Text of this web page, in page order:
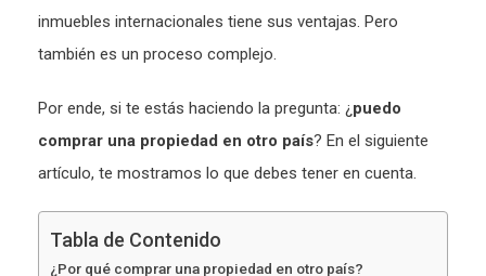
inmuebles internacionales tiene sus ventajas. Pero
también es un proceso complejo.
Por ende, si te estás haciendo la pregunta: ¿ puedo
comprar una propiedad en otro país? En el siguiente
artículo, te mostramos lo que debes tener en cuenta.
Tabla de Contenido
¿Por qué comprar una propiedad en otro país?